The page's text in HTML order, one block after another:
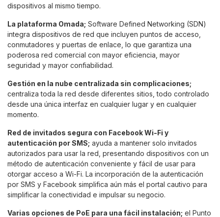
dispositivos al mismo tiempo.
La plataforma Omada; Software Defined Networking (SDN)
integra dispositivos de red que incluyen puntos de acceso,
conmutadores y puertas de enlace, lo que garantiza una
poderosa red comercial con mayor eficiencia, mayor
seguridad y mayor confiabilidad.
Gestión en la nube centralizada sin complicaciones;
centraliza toda la red desde diferentes sitios, todo controlado
desde una única interfaz en cualquier lugar y en cualquier
momento.
Red de invitados segura con Facebook Wi-Fi y
autenticación por SMS; ayuda a mantener solo invitados
autorizados para usar la red, presentando dispositivos con un
método de autenticación conveniente y fácil de usar para
otorgar acceso a Wi-Fi. La incorporación de la autenticación
por SMS y Facebook simplifica aún más el portal cautivo para
simplificar la conectividad e impulsar su negocio.
Varias opciones de PoE para una fácil instalación; el Punto